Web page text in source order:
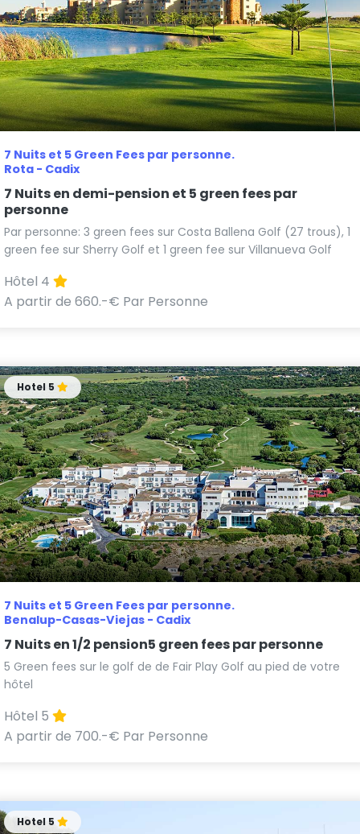
7 Nuits et 5 Green Fees par personne.
Rota - Cadix
7 Nuits en demi-pension et 5 green fees par
personne
Par personne: 3 green fees sur Costa Ballena Golf (27 trous), 1
green fee sur Sherry Golf et 1 green fee sur Villanueva Golf
Hôtel 4
A partir de 660.-€ Par Personne
7 Nuits et 5 Green Fees par personne.
Benalup-Casas-Viejas - Cadix
Hotel 5
7 Nuits en 1/2 pension5 green fees par personne
5 Green fees sur le golf de de Fair Play Golf au pied de votre
hôtel
Hôtel 5
A partir de 700.-€ Par Personne
Hotel 5